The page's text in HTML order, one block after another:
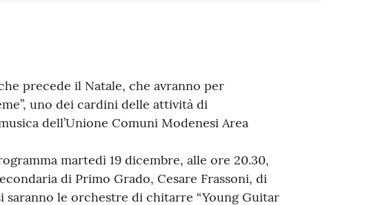
precede il Natale, che avranno per
uno dei cardini delle attività di
dell’Unione Comuni Modenesi Area
martedì 19 dicembre, alle ore 20.30,
di Primo Grado, Cesare Frassoni, di
saranno le orchestre di chitarre “Young Guitar